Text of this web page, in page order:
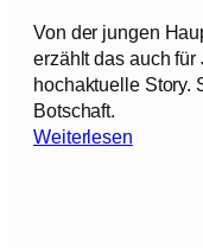
Von der jungen
erzählt das auch
hochaktuelle Story.
Botschaft.
Weiterlesen: